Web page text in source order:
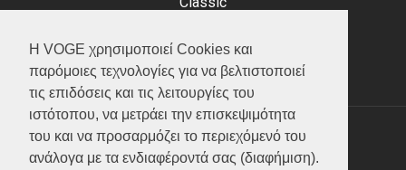
Η VOGE χρησιμοποιεί Cookies και
παρόμοιες τεχνολογίες για να βελτιστοποιεί
τις επιδόσεις και τις λειτουργίες του
ιστότοπου, να μετράει την επισκεψιμότητα
του και να προσαρμόζει το περιεχόμενό του
ανάλογα με τα ενδιαφέροντά σας (διαφήμιση).
Scooter
ATV (Loncin)
ΥΠΗΡΕΣΙΕΣ